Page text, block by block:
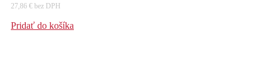
27,86 € bez DPH
Pridať do košíka